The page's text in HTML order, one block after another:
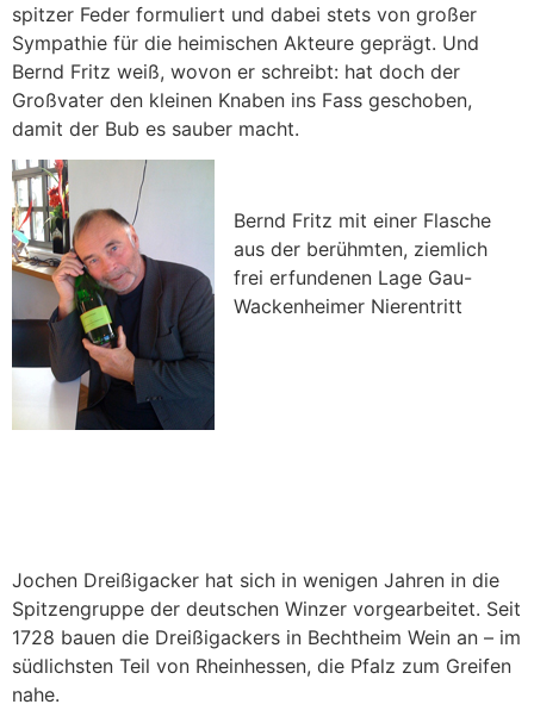
spitzer Feder formuliert und dabei stets von großer
Sympathie für die heimischen Akteure geprägt. Und
Bernd Fritz weiß, wovon er schreibt: hat doch der
Großvater den kleinen Knaben ins Fass geschoben,
damit der Bub es sauber macht.
Bernd Fritz mit einer Flasche
aus der berühmten, ziemlich
frei erfundenen Lage Gau-
Wackenheimer Nierentritt
Jochen Dreißigacker hat sich in wenigen Jahren in die
Spitzengruppe der deutschen Winzer vorgearbeitet. Seit
1728 bauen die Dreißigackers in Bechtheim Wein an – im
südlichsten Teil von Rheinhessen, die Pfalz zum Greifen
nahe.